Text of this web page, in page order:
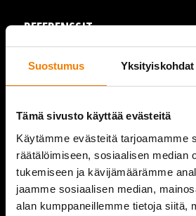
Suostumus Yksityiskohdat
Tämä sivusto käyttää evästeitä
Käytämme evästeitä tarjoamamme
räätälöimiseen, sosiaalisen median
tukemiseen ja kävijämäärämme
jaamme sosiaalisen median,
alan kumppaneillemme tietoja siitä,
REFERENSSIT
AJANKOHTAISTA
YRITYS
YHTEYSTIEDOT